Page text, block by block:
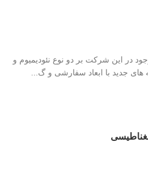
در این شرکت بر دو نوع نئودیمیوم و
جدید با ابعاد سفارشی و گ...